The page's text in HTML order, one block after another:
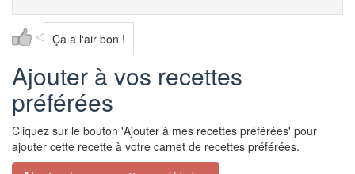
Ça a l'air bon !
Ajouter à vos recettes
préférées
Cliquez sur le bouton 'Ajouter à mes recettes préférées' pour
ajouter cette recette à votre carnet de recettes préférées.